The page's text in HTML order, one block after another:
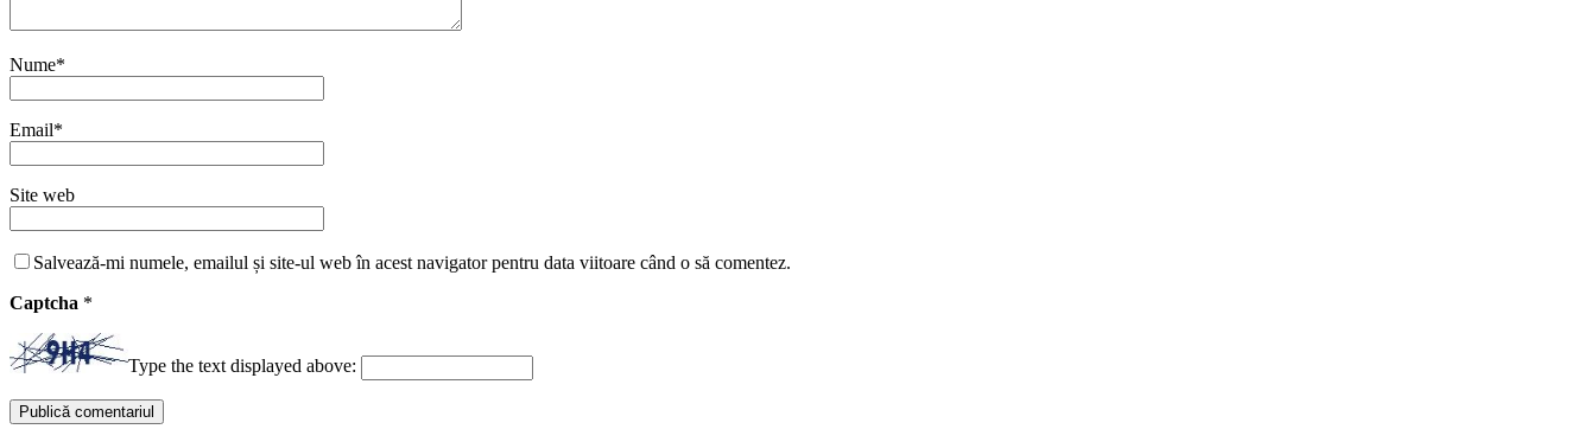
Nume*
Email*
Site web
Salvează-mi numele, emailul și site-ul web în acest navigator pentru data viitoare când o să comentez.
Captcha *
Type the text displayed above: